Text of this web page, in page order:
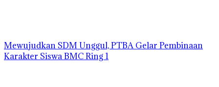
Mewujudkan SDM Unggul, PTBA Gelar Pembinaan
Karakter Siswa BMC Ring 1